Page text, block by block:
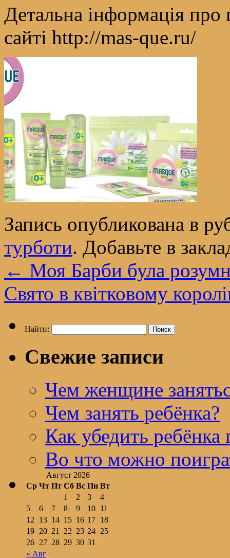
Детальна інформація
сайті http://mas-que.ru/
Запись опубликована в
турботи. Добавьте в
← Моя Барби була
Свято в квітковому
Найти:
Свежие записи
Чем женщине
Чем занять ребёнка?
Как убедить ребёнка
Во что можно
Август 2026
Ср Чт Пт Сб Вс Пн Вт
« Авг
1 2 3
4
5
6 7 8 9 10 11
12
13 14 15 16 17 18
19 20 21 22 23 24 25
26 27 28 29 30 31